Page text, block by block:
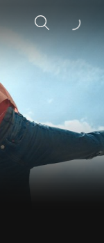
Sök